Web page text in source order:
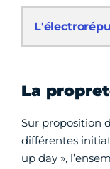
La
Sur proposition
différentes
up day »,